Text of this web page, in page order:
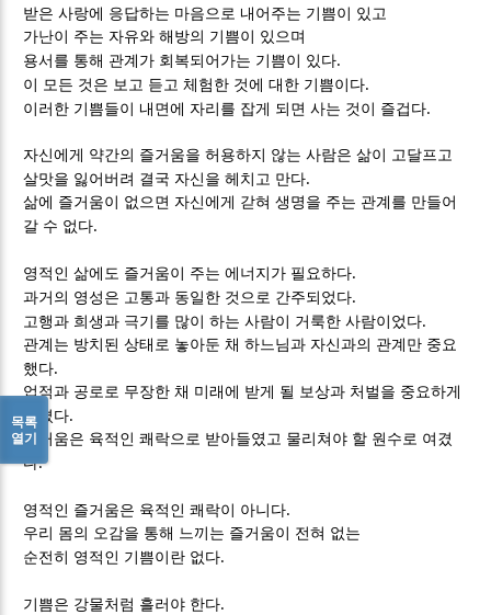
받은 사랑에 응답하는 마음으로 내어주는 기쁨이 있고
가난이 주는 자유와 해방의 기쁨이 있으며
용서를 통해 관계가 회복되어가는 기쁨이 있다.
이 모든 것은 보고 듣고 체험한 것에 대한 기쁨이다.
이러한 기쁨들이 내면에 자리를 잡게 되면 사는 것이 즐겁다.
자신에게 약간의 즐거움을 허용하지 않는 사람은 삶이 고달프고
살맛을 잃어버려 결국 자신을 헤치고 만다.
삶에 즐거움이 없으면 자신에게 갇혀 생명을 주는 관계를 만들어
갈 수 없다.
영적인 삶에도 즐거움이 주는 에너지가 필요하다.
과거의 영성은 고통과 동일한 것으로 간주되었다.
고행과 희생과 극기를 많이 하는 사람이 거룩한 사람이었다.
관계는 방치된 상태로 놓아둔 채 하느님과 자신과의 관계만 중요
했다.
업적과 공로로 무장한 채 미래에 받게 될 보상과 처벌을 중요하게
여겼다.
즐거움은 육적인 쾌락으로 받아들였고 물리쳐야 할 원수로 여겼
다.
영적인 즐거움은 육적인 쾌락이 아니다.
우리 몸의 오감을 통해 느끼는 즐거움이 전혀 없는
순전히 영적인 기쁨이란 없다.
기쁨은 강물처럼 흘러야 한다.
목록
열기